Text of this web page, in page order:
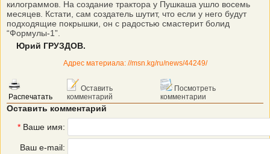
килограммов. На создание трактора у Пушкаша ушло восемь
месяцев. Кстати, сам создатель шутит, что если у него будут
подходящие покрышки, он с радостью смастерит болид
“Формулы-1”.
Юрий ГРУЗДОВ.
Адрес материала: //msn.kg/ru/news/44249/
Распечатать
Оставить
комментарий
Посмотреть
комментарии
Оставить комментарий
* Ваше имя:
Ваш e-mail: